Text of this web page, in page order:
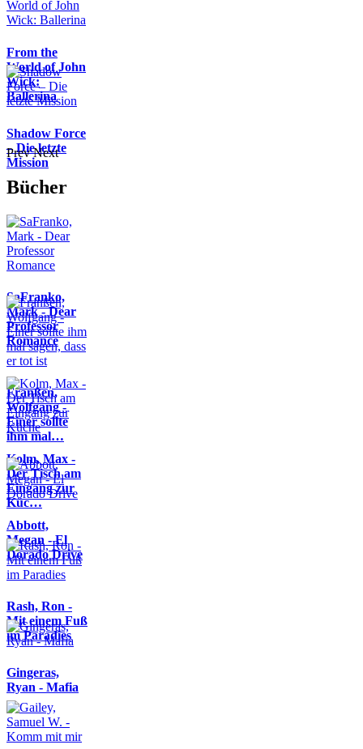
From the
World of John
Wick:
Ballerina
Shadow Force
– Die letzte
Mission
Prev Next
Bücher
SaFranko,
Mark - Dear
Professor
Romance
Franßen,
Wolfgang -
Einer sollte
ihm mal…
Kolm, Max -
Der Tisch am
Eingang zur
Küc…
Abbott,
Megan - El
Dorado Drive
Rash, Ron -
Mit einem Fuß
im Paradies
Gingeras,
Ryan - Mafia